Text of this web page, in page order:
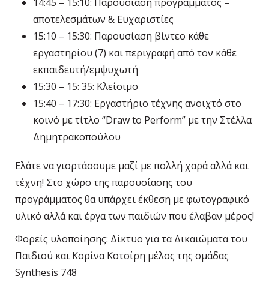
14:45 – 15:10: Παρουσίαση προγράμματος –
αποτελεσμάτων & Ευχαριστίες
15:10 – 15:30: Παρουσίαση βίντεο κάθε
εργαστηρίου (7) και περιγραφή από τον κάθε
εκπαιδευτή/εμψυχωτή
15:30 – 15: 35: Κλείσιμο
15:40 – 17:30: Εργαστήριο τέχνης ανοιχτό στο
κοινό με τίτλο “Draw to Perform” με την Στέλλα
Δημητρακοπούλου
Ελάτε να γιορτάσουμε μαζί με πολλή χαρά αλλά και
τέχνη! Στο χώρο της παρουσίασης του
προγράμματος θα υπάρχει έκθεση με φωτογραφικό
υλικό αλλά και έργα των παιδιών που έλαβαν μέρος!
Φορείς υλοποίησης: Δίκτυο για τα Δικαιώματα του
Παιδιού και Κορίνα Κοτσίρη μέλος της ομάδας
Synthesis 748